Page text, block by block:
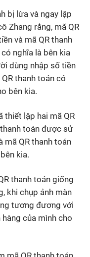
bị lừa và ngay lập
Zhang rằng, mã QR
và mã QR thanh
nghĩa là bên kia
dùng nhập số tiền
thanh toán có
bên kia.
thiết lập hai mã QR
toán được sử
mã QR thanh toán
kia.
thanh toán giống
khi chụp ảnh màn
tương đương với
của mình cho